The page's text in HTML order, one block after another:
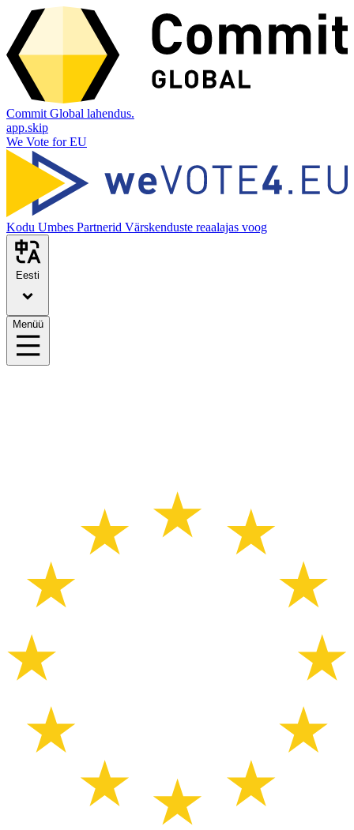
Commit Global lahendus.
app.skip
We Vote for EU
Kodu Umbes Partnerid Värskenduste reaalajas voog
Eesti
Menüü